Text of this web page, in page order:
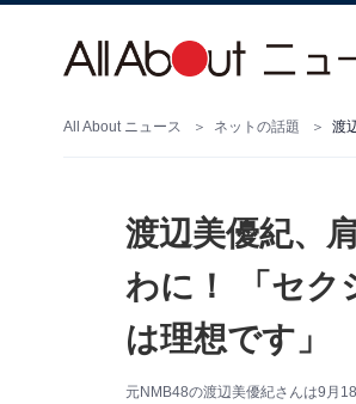
All About ニュース ネットの話題
渡辺美優紀、
わに！ 「セク
は理想です」
元NMB48の渡辺美優紀さんは9月